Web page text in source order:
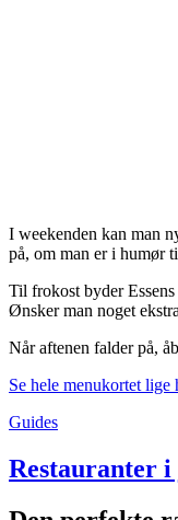
I weekenden kan man
på, om man er i humør
Til frokost byder
Ønsker man noget
Når aftenen falder på,
Se hele menukortet lige
Guides
Restauranter i